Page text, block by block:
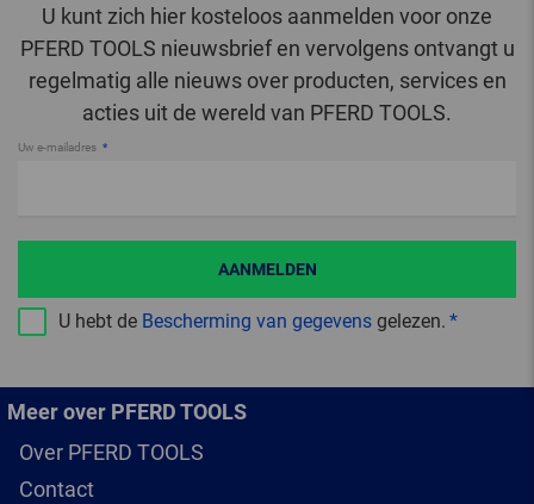
U kunt zich hier kosteloos aanmelden voor onze
PFERD TOOLS nieuwsbrief en vervolgens ontvangt u
regelmatig alle nieuws over producten, services en
acties uit de wereld van PFERD TOOLS.
Uw e-mailadres
U hebt de Bescherming van gegevens gelezen.
AANMELDEN
Meer over PFERD TOOLS
Over PFERD TOOLS
Contact